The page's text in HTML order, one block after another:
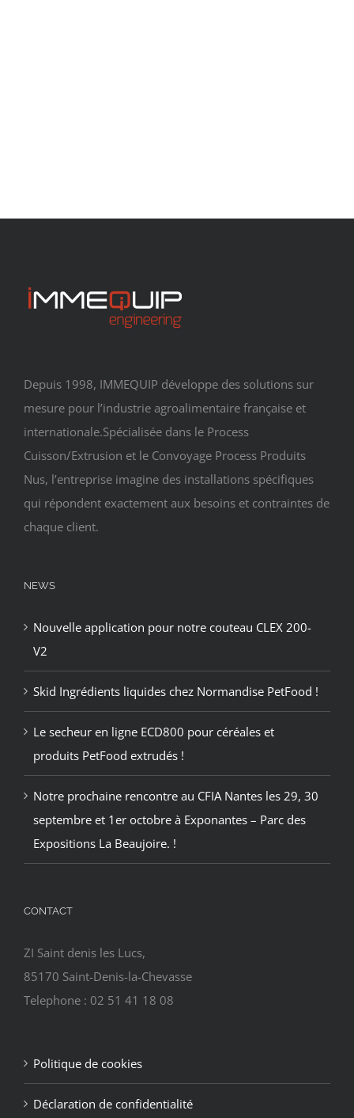
Depuis 1998, IMMEQUIP développe des solutions sur
mesure pour l’industrie agroalimentaire française et
internationale.Spécialisée dans le Process
Cuisson/Extrusion et le Convoyage Process Produits
Nus, l’entreprise imagine des installations spécifiques
qui répondent exactement aux besoins et contraintes de
chaque client.
NEWS
Nouvelle application pour notre couteau CLEX 200-
V2
Skid Ingrédients liquides chez Normandise PetFood !
Le secheur en ligne ECD800 pour céréales et
produits PetFood extrudés !
Notre prochaine rencontre au CFIA Nantes les 29, 30
septembre et 1er octobre à Exponantes – Parc des
Expositions La Beaujoire. !
CONTACT
ZI Saint denis les Lucs,
85170 Saint-Denis-la-Chevasse
Telephone : 02 51 41 18 08
Politique de cookies
Déclaration de confidentialité